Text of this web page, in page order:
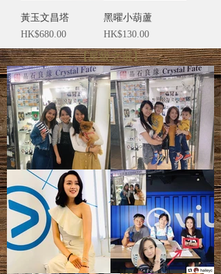
黃玉文昌塔
價格
HK$680.00
黑曜小葫蘆
價格
HK$130.00
【星級之選】